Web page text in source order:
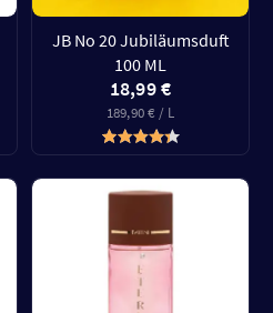
JB No 20 Jubiläumsduft
100 ML
18,99 €
189,90 € / L